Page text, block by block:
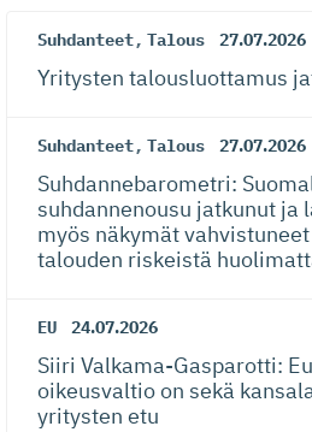
Suhdanteet, Talous 27.07.2026
Yritysten talousluottamus
Suhdanteet, Talous 27.07.2026
Suhdanneba­ro­metri:
suhdannenousu jatkunut ja
myös näkymät
talouden riskeistä
EU 24.07.2026
Siiri Valkama-Gas­pa­rotti:
oikeusvaltio on sekä
yritysten etu